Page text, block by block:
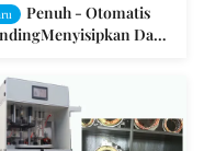
Penuh - Otomatis
Dan
Stator